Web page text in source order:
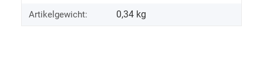
Artikelgewicht: 0,34 kg